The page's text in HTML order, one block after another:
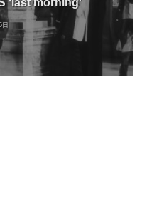
日